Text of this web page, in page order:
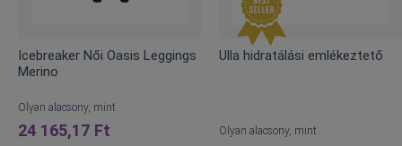
Icebreaker Női Oasis Leggings
Merino
Olyan alacsony, mint
24 165,17 Ft
Ulla hidratálási emlékeztető
Olyan alacsony, mint